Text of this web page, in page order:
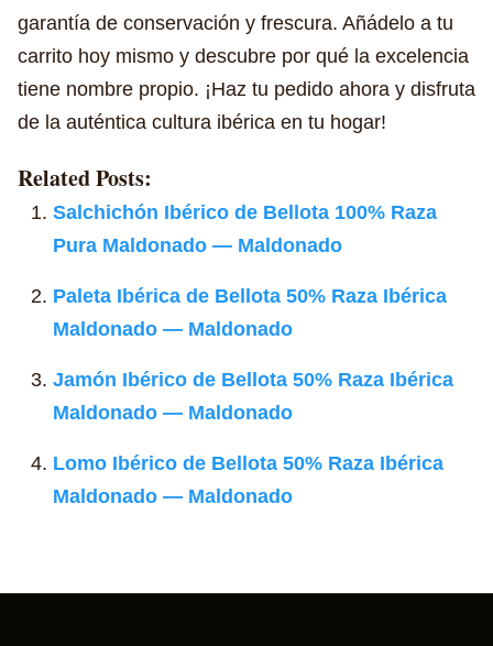
garantía de conservación y frescura. Añádelo a tu
carrito hoy mismo y descubre por qué la excelencia
tiene nombre propio. ¡Haz tu pedido ahora y disfruta
de la auténtica cultura ibérica en tu hogar!
Related Posts:
Salchichón Ibérico de Bellota 100% Raza
Pura Maldonado — Maldonado
Paleta Ibérica de Bellota 50% Raza Ibérica
Maldonado — Maldonado
Jamón Ibérico de Bellota 50% Raza Ibérica
Maldonado — Maldonado
Lomo Ibérico de Bellota 50% Raza Ibérica
Maldonado — Maldonado